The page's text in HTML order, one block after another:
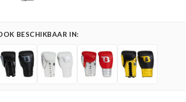
BESCHIKBAAR IN: